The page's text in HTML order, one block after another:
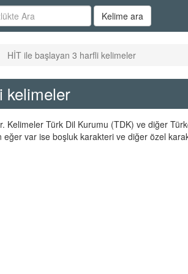
Kelime ara
HİT ile başlayan 3 harfli kelimeler
kelimeler
Kelimeler Türk Dil Kurumu (TDK) ve diğer
eğer var ise boşluk karakteri ve diğer özel